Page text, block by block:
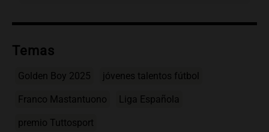
Temas
Golden Boy 2025 jóvenes talentos fútbol
Franco Mastantuono Liga Española
premio Tuttosport